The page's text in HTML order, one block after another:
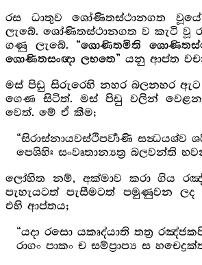
රස ධාතුව ශෝණිතස්ථානගත
ලැබේ. ශෝණිතස්ථානගත ව කැටි වූ
ගණු ලැබේ. “ශොණිතමිති
ශොණිතසංඥා ලභතෙ” යනු ආප්ත
මස් පිඩු සිරුරෙහි නහර බලනහර
ගෙණ සිටිත්. මස් පිඩු වලින්
වෙත්. මේ ඒ කීම;
“සිරාස්නායවස්ථිපර්‍වාණි සන්‍ධයශ්ව
පෙශිහිඃ සංවෘතාන්‍යත්‍ර බලවන්ති
ලෝහිත නම්, අක්මාව කරා ගිය
පැහැයටත් පැසීමටත් පමුණුවන
එහි ආප්තය;
“යදා රසො යකෘද්යාති තත්‍ර
රාගං පාකං ච සම්ප්‍රාප්‍ය ස